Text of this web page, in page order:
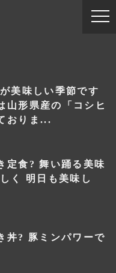
美味しい季節です
山形県産の「コシヒ
おりま...
定食? 舞い踊る美味
く 明日も美味し
丼? 豚ミンパワーで